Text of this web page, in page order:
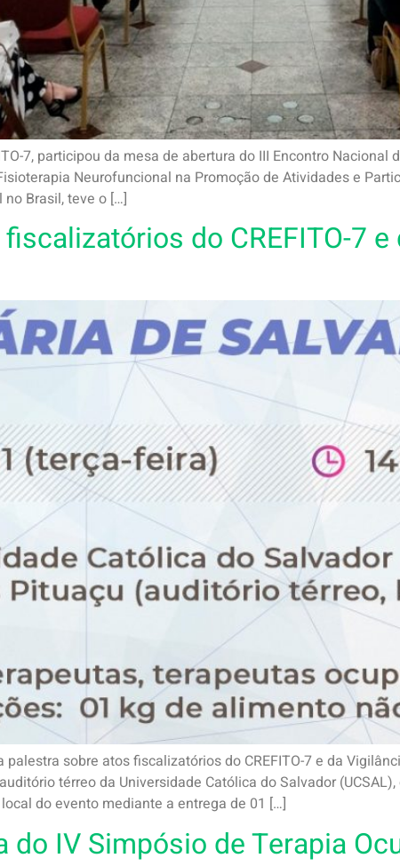
7, participou da mesa de abertura do III Encontro
Neurofuncional na Promoção de Atividades e
Brasil, teve o […]
do CREFITO-7
sobre atos fiscalizatórios do CREFITO-7 e da
térreo da Universidade Católica do Salvador
do evento mediante a entrega de 01 […]
do IV Simpósio de Terapia